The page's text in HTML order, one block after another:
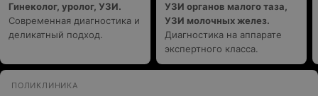
Гинеколог, уролог, УЗИ.
Современная диагностика и
деликатный подход.
УЗИ органов малого таза,
УЗИ молочных желез.
Диагностика на аппарате
экспертного класса.
ПОЛИКЛИНИКА